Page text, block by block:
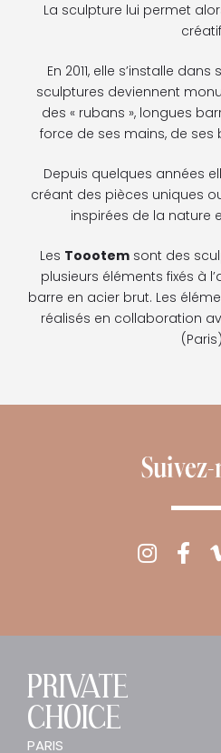
La sculpture lui permet
En 2011, elle s’installe
sculptures deviennent
des « rubans », longues
force de ses mains, de ses
Depuis quelques années
créant des pièces uniques
inspirées de la nature
Les Toootem sont des
plusieurs éléments fixés à
barre en acier brut. Les
réalisés en collaboration
PRIVATE
CHOICE
PARIS